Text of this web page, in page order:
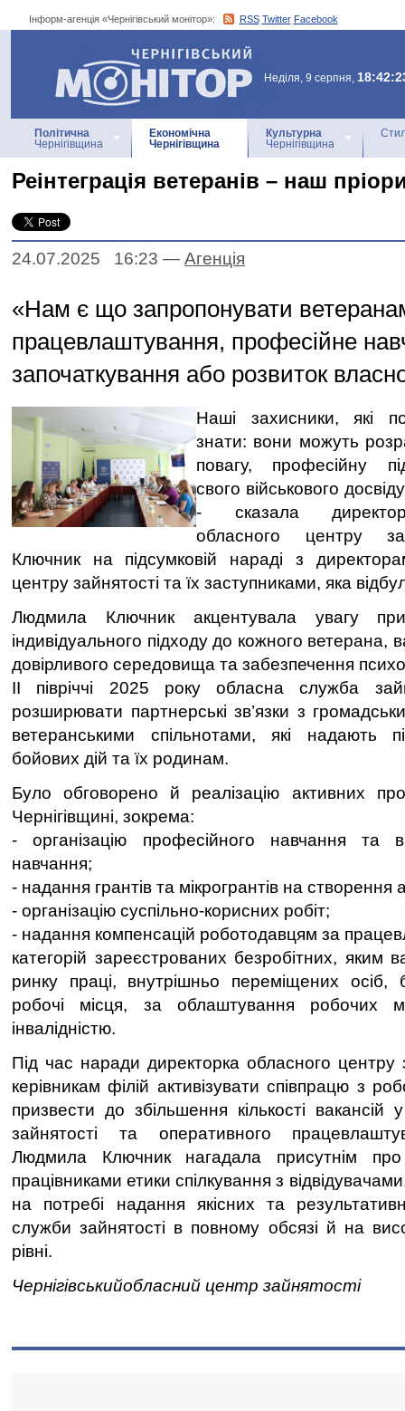
Інформ-агенція «Чернігівський монітор»: RSS Twitter Facebook
Інформ-агенція
«Чернігівський монітор»
Неділя, 9 серпня,
Політична
Чернігівщина
Економічна
Чернігівщина
Культурна
Чернігівщина
Реінтеграція ветеранів – наш
24.07.2025 16:23 — Агенцiя
«Нам є що запропонувати
працевлаштування, професійне
започаткування або розвиток
Наші захисники, які
знати: вони можуть
повагу, професійну
свого військового
- сказала
обласного центру
Ключник на підсумковій нараді з
центру зайнятості та їх заступниками, яка
Людмила Ключник акцентувала увагу
індивідуального підходу до кожного ветерана,
довірливого середовища та забезпечення
ІІ півріччі 2025 року обласна служба
розширювати партнерські зв’язки з
ветеранськими спільнотами, які надають
бойових дій та їх родинам.
Було обговорено й реалізацію активних
Чернігівщині, зокрема:
- організацію професійного навчання та
навчання;
- надання грантів та мікрогрантів на створення
- організацію суспільно-корисних робіт;
- надання компенсацій роботодавцям за
категорій зареєстрованих безробітних, яким
ринку праці, внутрішньо переміщених осіб,
робочі місця, за облаштування робочих
інвалідністю.
Під час наради директорка обласного центру
керівникам філій активізувати співпрацю з
призвести до збільшення кількості
зайнятості та оперативного
Людмила Ключник нагадала присутнім
працівниками етики спілкування з
на потребі надання якісних та
служби зайнятості в повному обсязі й на
рівні.
Чернігівськийобласний центр зайнятості